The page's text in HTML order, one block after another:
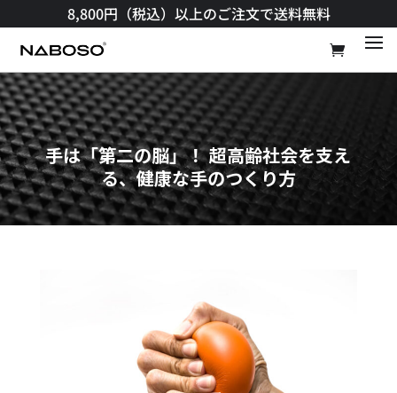
8,800円（税込）以上のご注文で送料無料​
手は「第二の脳」！ 超高齢社会を支え
る、健康な手のつくり方